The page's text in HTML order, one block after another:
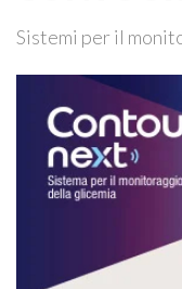
Sistemi per il